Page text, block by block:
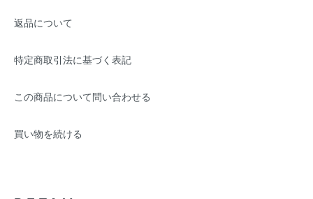
返品について
特定商取引法に基づく表記
この商品について問い合わせる
買い物を続ける